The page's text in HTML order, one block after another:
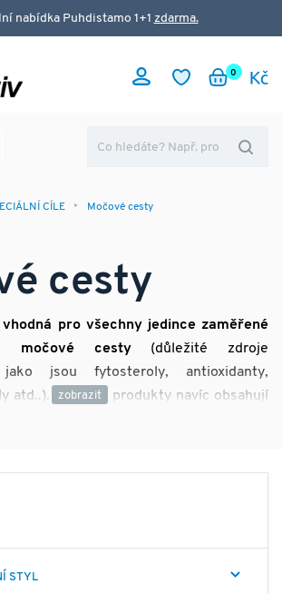
nabídka Puhdistamo 1+1 zdarma.
0
CÍLE Močové cesty
cesty
pro všechny jedince zaměřené
močové cesty(důležité zdroje
jako jsou fytosteroly, antioxidanty,
atd..). Vybrané produkty navíc obsahují
účinných složek, které jsou svou
nomenklaturou stanovené produkty a
STYL